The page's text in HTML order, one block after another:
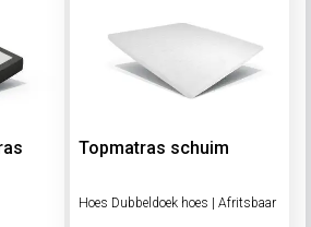
Topmatras schuim
Hoes Dubbeldoek hoes | Afritsbaar